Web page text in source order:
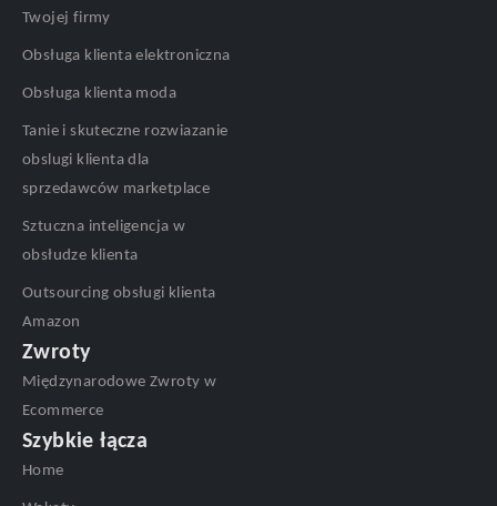
Twojej firmy
Obsługa klienta elektroniczna
Obsługa klienta moda
Tanie i skuteczne rozwiazanie
obslugi klienta dla
sprzedawców marketplace
Sztuczna inteligencja w
obsłudze klienta
Outsourcing obsługi klienta
Amazon
Zwroty
Międzynarodowe Zwroty w
Ecommerce
Szybkie łącza
Home